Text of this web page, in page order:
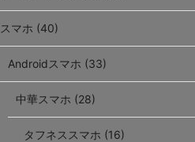
スマホ (40)
Androidスマホ (33)
中華スマホ (28)
タフネススマホ (16)